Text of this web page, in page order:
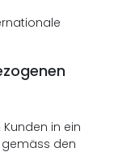
in ein
den